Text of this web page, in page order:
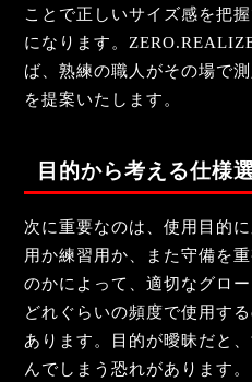
ことで正しいサイズ感を把
になります。
ば、熟練の職人がその場で
を提案いたします。
目的から考える仕様
次に重要なのは、使用目的
用か練習用か、また守備を
のかによって、適切なグロ
どれぐらいの頻度で使用す
あります。目的が曖昧だと
んでしまう恐れがあります